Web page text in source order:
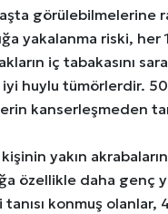
görülebilmelerine
yakalanma riski, her
iç tabakasını
huylu tümörlerdir.
kanserleşmeden
kişinin yakın
özellikle daha genç
konmuş